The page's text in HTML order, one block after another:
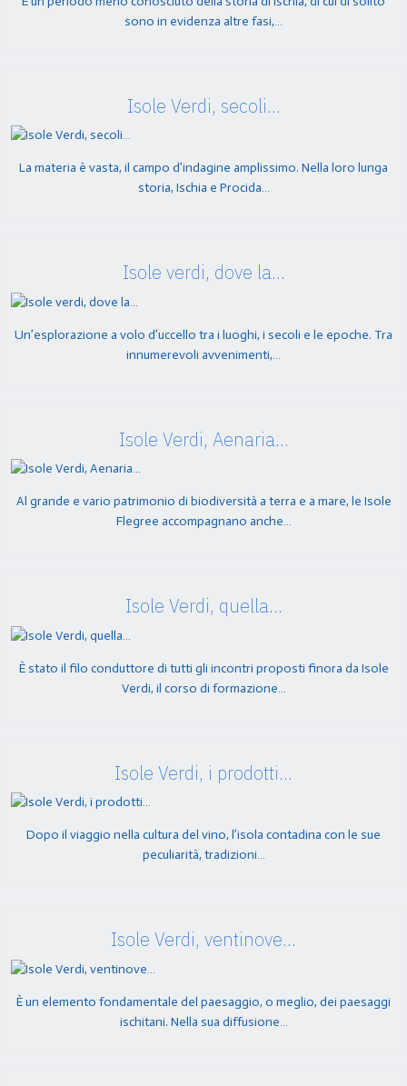
sono in evidenza altre fasi,…
Isole Verdi, secoli…
La materia è vasta, il campo d’indagine amplissimo. Nella loro lunga
storia, Ischia e Procida…
Isole verdi, dove la…
Un’esplorazione a volo d’uccello tra i luoghi, i secoli e le epoche. Tra
innumerevoli avvenimenti,…
Isole Verdi, Aenaria…
Al grande e vario patrimonio di biodiversità a terra e a mare, le Isole
Flegree accompagnano anche…
Isole Verdi, quella…
È stato il filo conduttore di tutti gli incontri proposti finora da Isole
Verdi, il corso di formazione…
Isole Verdi, i prodotti…
Dopo il viaggio nella cultura del vino, l’isola contadina con le sue
peculiarità, tradizioni…
Isole Verdi, ventinove…
È un elemento fondamentale del paesaggio, o meglio, dei paesaggi
ischitani. Nella sua diffusione…